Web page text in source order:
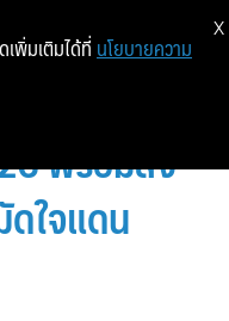
! บุกงาน
พร้อมส่ง
ใจแดน
เพิ่มเติมได้ที่ นโยบายความ
X